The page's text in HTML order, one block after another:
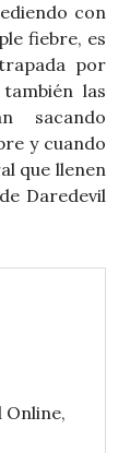
con
fiebre, es
por
las
sacando
y cuando
que llenen
Daredevil
Online,